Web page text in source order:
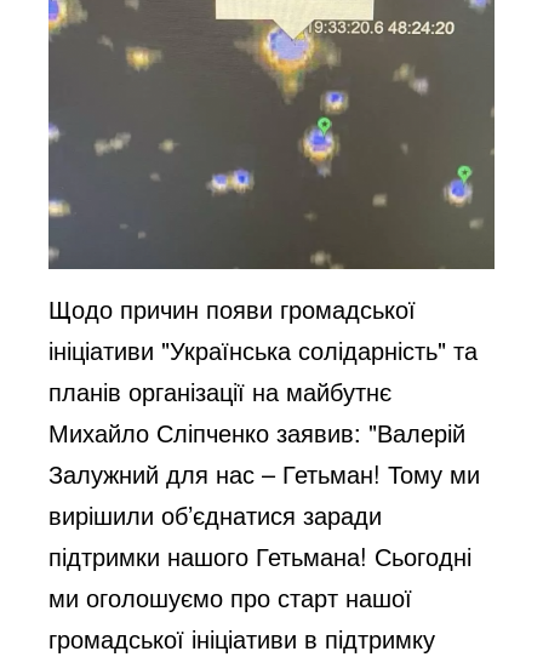
Щодо причин появи громадської
ініціативи "Українська солідарність" та
планів організації на майбутнє
Михайло Сліпченко заявив: "Валерій
Залужний для нас – Гетьман! Тому ми
вирішили об’єднатися заради
підтримки нашого Гетьмана! Сьогодні
ми оголошуємо про старт нашої
громадської ініціативи в підтримку